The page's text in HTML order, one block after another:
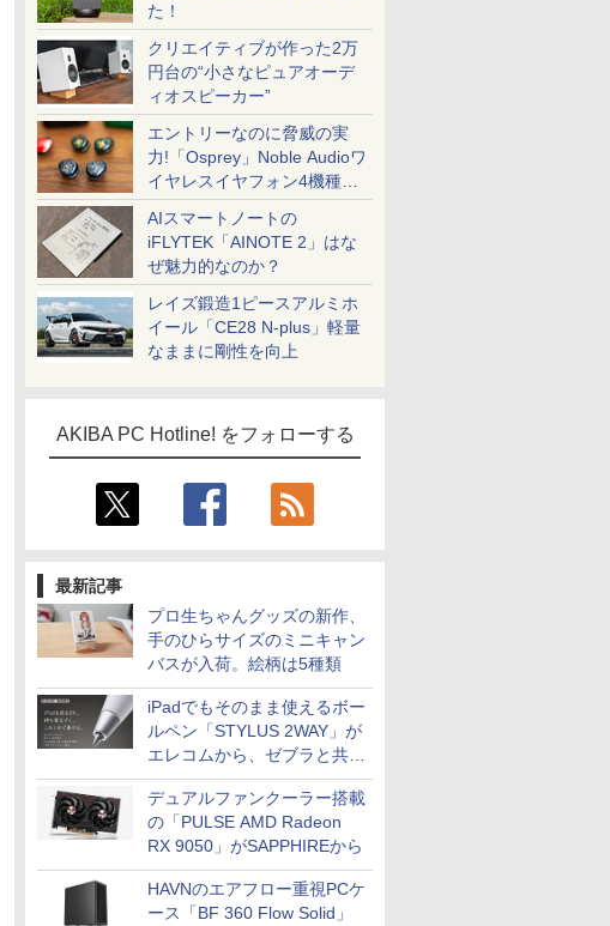
た！
クリエイティブが作った2万
円台の“小さなピュアオーデ
ィオスピーカー”
エントリーなのに脅威の実
力!「Osprey」Noble Audioワ
イヤレスイヤフォン4機種を
一気に聴く
AIスマートノートの
iFLYTEK「AINOTE 2」はな
ぜ魅力的なのか？
レイズ鍛造1ピースアルミホ
イール「CE28 N-plus」軽量
なままに剛性を向上
AKIBA PC Hotline! をフォローする
最新記事
プロ生ちゃんグッズの新作、
手のひらサイズのミニキャン
バスが入荷。絵柄は5種類
iPadでもそのまま使えるボー
ルペン「STYLUS 2WAY」が
エレコムから、ゼブラと共同
開発
デュアルファンクーラー搭載
の「PULSE AMD Radeon
RX 9050」がSAPPHIREから
HAVNのエアフロー重視PCケ
ース「BF 360 Flow Solid」